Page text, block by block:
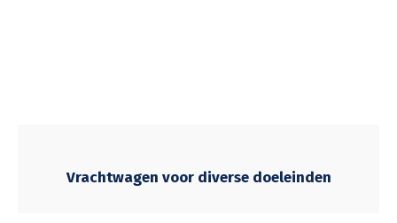
Vrachtwagen voor diverse doeleinden